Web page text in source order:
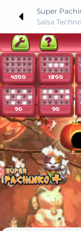
Super
Salsa